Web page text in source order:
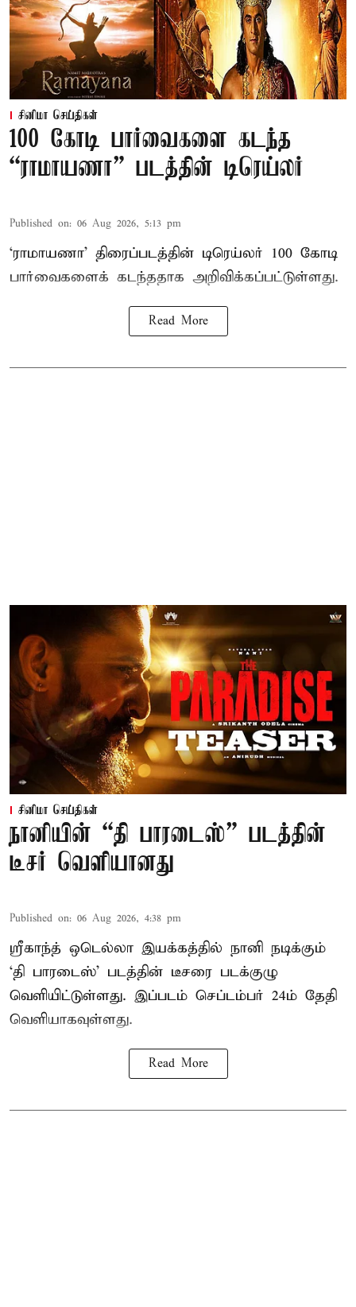
சினிமா செய்திகள்
100 கோடி பார்வைகளை கடந்த
“ராமாயணா” படத்தின் டிரெய்லர்
Published on: 06 Aug 2026, 5:13 pm
‘ராமாயணா’ திரைப்படத்தின் டிரெய்லர் 100 கோடி
பார்வைகளைக் கடந்ததாக அறிவிக்கப்பட்டுள்ளது.
Read More
சினிமா செய்திகள்
நானியின் “தி பாரடைஸ்” படத்தின்
டீசர் வெளியானது
Published on: 06 Aug 2026, 4:38 pm
ஸ்ரீகாந்த் ஒடெல்லா இயக்கத்தில் நானி நடிக்கும்
‘தி பாரடைஸ்’ படத்தின் டீசரை படக்குழு
வெளியிட்டுள்ளது. இப்படம் செப்டம்பர் 24ம் தேதி
வெளியாகவுள்ளது.
Read More